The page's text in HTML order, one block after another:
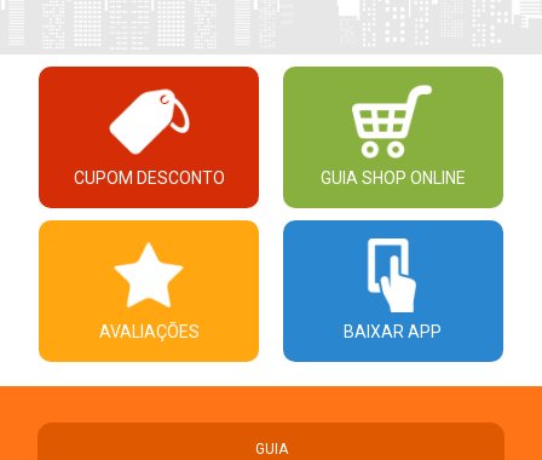
CUPOM DESCONTO GUIA SHOP ONLINE
AVALIAÇÕES BAIXAR APP
GUIA